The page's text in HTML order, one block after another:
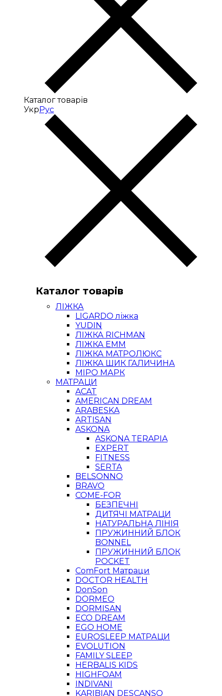
Каталог товарів
УкрРус
Каталог товарів
ЛІЖКА
LIGARDO ліжка
YUDIN
ЛІЖКА RICHMAN
ЛІЖКА ЕММ
ЛІЖКА МАТРОЛЮКС
ЛІЖКА ШИК ГАЛИЧИНА
МІРО МАРК
МАТРАЦИ
ACAT
AMERICAN DREAM
ARABESKA
ARTISAN
ASKONA
ASKONA TERAPIA
EXPERT
FITNESS
SERTA
BELSONNO
BRAVO
COME-FOR
БЕЗПЕЧНІ
ДИТЯЧІ МАТРАЦИ
НАТУРАЛЬНА ЛІНІЯ
ПРУЖИННИЙ БЛОК
BONNEL
ПРУЖИННИЙ БЛОК
POCKET
ComFort Матраци
DOCTOR HEALTH
DonSon
DORMEO
DORMISAN
ECO DREAM
EGO HOME
EUROSLEEP МАТРАЦИ
EVOLUTION
FAMILY SLEEP
HERBALIS KIDS
HIGHFOAM
INDIVANI
KARIBIAN DESCANSO